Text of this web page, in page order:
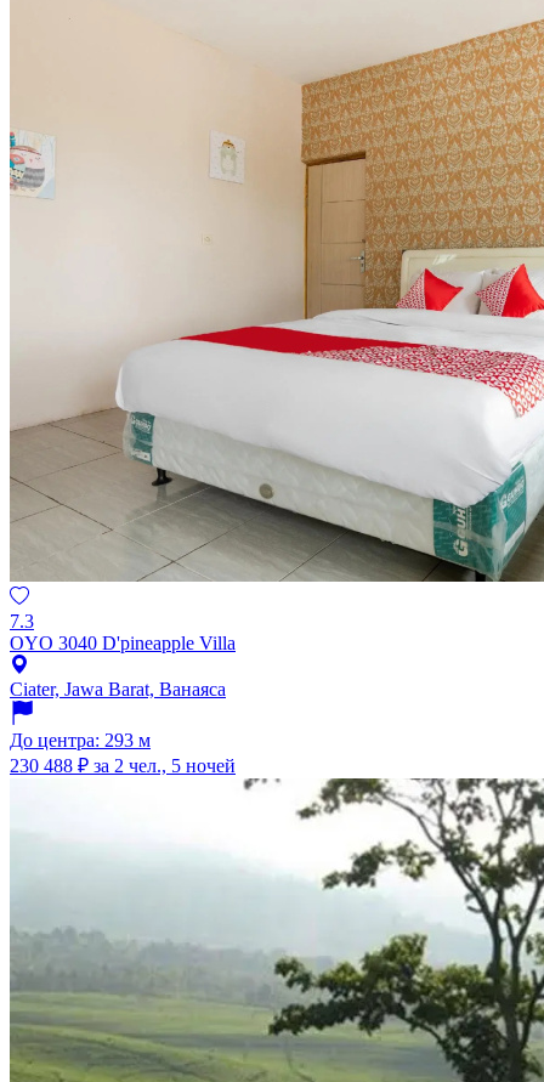
7.3
OYO 3040 D'pineapple Villa
Ciater, Jawa Barat, Ванаяса
До центра: 293 м
230 488 ₽ за 2 чел., 5 ночей